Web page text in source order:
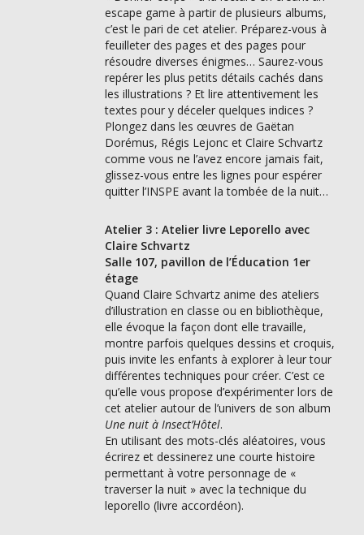
escape game à partir de plusieurs albums,
c’est le pari de cet atelier. Préparez-vous à
feuilleter des pages et des pages pour
résoudre diverses énigmes… Saurez-vous
repérer les plus petits détails cachés dans
les illustrations ? Et lire attentivement les
textes pour y déceler quelques indices ?
Plongez dans les œuvres de Gaëtan
Dorémus, Régis Lejonc et Claire Schvartz
comme vous ne l’avez encore jamais fait,
glissez-vous entre les lignes pour espérer
quitter l’INSPE avant la tombée de la nuit…
Atelier 3 : Atelier livre Leporello avec
Claire Schvartz
Salle 107, pavillon de l’Éducation 1er
étage
Quand Claire Schvartz anime des ateliers
d’illustration en classe ou en bibliothèque,
elle évoque la façon dont elle travaille,
montre parfois quelques dessins et croquis,
puis invite les enfants à explorer à leur tour
différentes techniques pour créer. C’est ce
qu’elle vous propose d’expérimenter lors de
cet atelier autour de l’univers de son album
Une nuit à Insect’Hôtel.
En utilisant des mots-clés aléatoires, vous
écrirez et dessinerez une courte histoire
permettant à votre personnage de «
traverser la nuit » avec la technique du
leporello (livre accordéon).